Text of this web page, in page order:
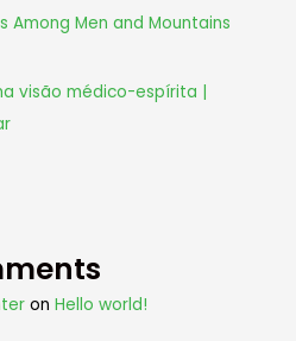
Among Men and Mountains
visão médico-espírita |
onHello world!